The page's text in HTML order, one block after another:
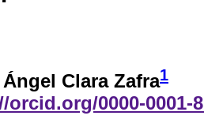
Clara Zafra1
orcid.org/0000-0001-